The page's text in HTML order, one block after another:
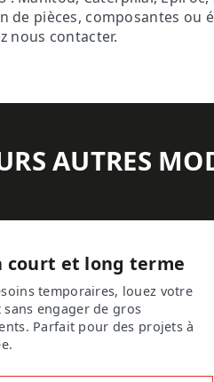
de pièces, composantes ou
nous contacter.
AUTRES
court et long terme
temporaires, louez votre
engager de gros
Parfait pour des projets à